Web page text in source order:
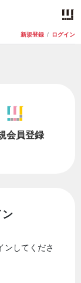
新規登録 / ログイン
会員登録
ン
ンしてくださ